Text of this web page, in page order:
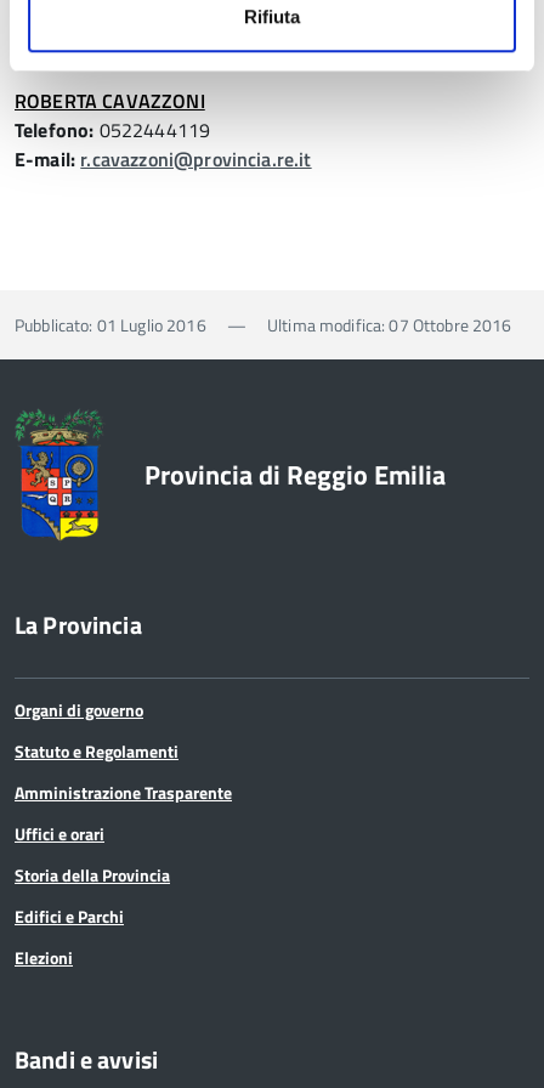
Rifiuta
p.tardini@provincia.re.it
ROBERTA CAVAZZONI
Telefono: 0522444119
E-mail: r.cavazzoni@provincia.re.it
Pubblicato: 01 Luglio 2016 — Ultima modifica: 07 Ottobre 2016
Provincia di Reggio Emilia
La Provincia
Organi di governo
Statuto e Regolamenti
Amministrazione Trasparente
Uffici e orari
Storia della Provincia
Edifici e Parchi
Elezioni
Bandi e avvisi